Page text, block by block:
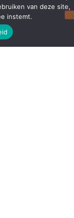
van deze site,
instemt.